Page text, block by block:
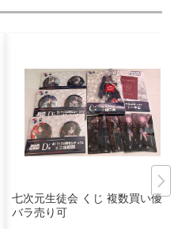
七次元生徒会 くじ 複数買い優先
バラ売り可